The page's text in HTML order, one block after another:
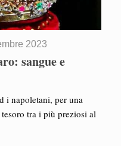
2023
sangue e
i napoletani, per una
tra i più preziosi al